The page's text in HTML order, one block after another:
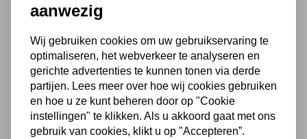
Peltor 3M Premium X2P3E
gehoorbeschermers voor
helm
29,95
aanwezig
Wij gebruiken cookies om uw gebruikservaring te
optimaliseren, het webverkeer te analyseren en
gerichte advertenties te kunnen tonen via derde
partijen. Lees meer over hoe wij cookies gebruiken
en hoe u ze kunt beheren door op "Cookie
instellingen" te klikken. Als u akkoord gaat met ons
gebruik van cookies, klikt u op "Accepteren”.